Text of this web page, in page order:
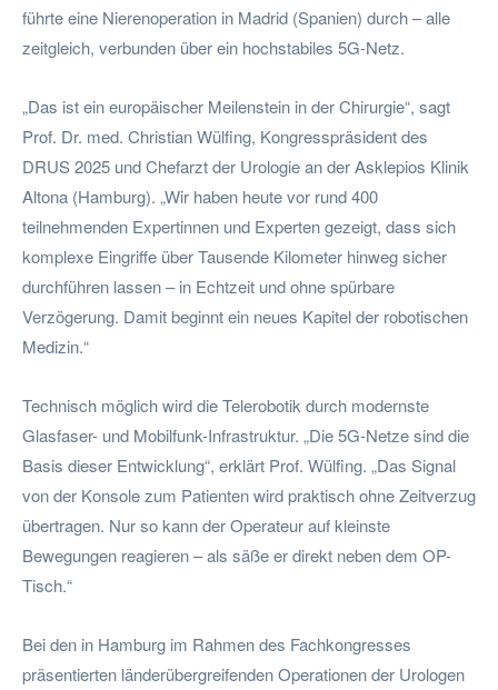
führte eine Nierenoperation in Madrid (Spanien) durch – alle
zeitgleich, verbunden über ein hochstabiles 5G-Netz.
„Das ist ein europäischer Meilenstein in der Chirurgie“, sagt
Prof. Dr. med. Christian Wülfing, Kongresspräsident des
DRUS 2025 und Chefarzt der Urologie an der Asklepios Klinik
Altona (Hamburg). „Wir haben heute vor rund 400
teilnehmenden Expertinnen und Experten gezeigt, dass sich
komplexe Eingriffe über Tausende Kilometer hinweg sicher
durchführen lassen – in Echtzeit und ohne spürbare
Verzögerung. Damit beginnt ein neues Kapitel der robotischen
Medizin.“
Technisch möglich wird die Telerobotik durch modernste
Glasfaser- und Mobilfunk-Infrastruktur. „Die 5G-Netze sind die
Basis dieser Entwicklung“, erklärt Prof. Wülfing. „Das Signal
von der Konsole zum Patienten wird praktisch ohne Zeitverzug
übertragen. Nur so kann der Operateur auf kleinste
Bewegungen reagieren – als säße er direkt neben dem OP-
Tisch.“
Bei den in Hamburg im Rahmen des Fachkongresses
präsentierten länderübergreifenden Operationen der Urologen